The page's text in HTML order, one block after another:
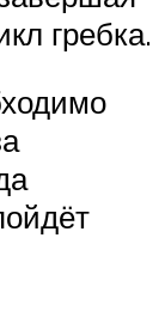
гребка.